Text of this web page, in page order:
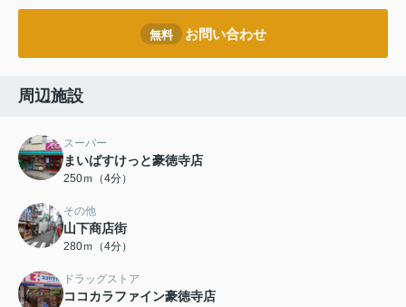
無料 お問い合わせ
周辺施設
スーパー
まいばすけっと豪徳寺店
250ｍ（4分）
その他
山下商店街
280ｍ（4分）
ドラッグストア
ココカラファイン豪徳寺店